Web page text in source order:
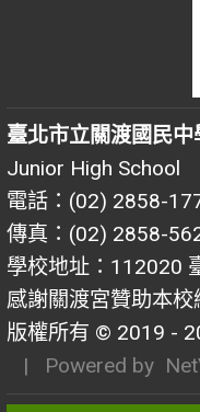
臺北市立關渡國民中
Junior High School
電話：(02) 2858-
傳真：(02) 2858-
學校地址：112020
感謝關渡宮贊助本校
版權所有 © 2019 -
| Powered by